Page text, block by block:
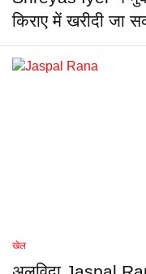
किराए में खरीदी जा
खेल